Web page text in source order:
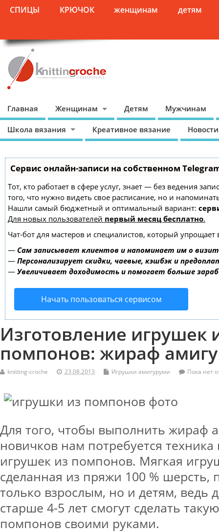
СПИЦЫ КРЮЧОК женщинам детям
Главная Женщинам Детям Мужчинам
Школа вязания Креативное вязание
Сервис онлайн-записи на собственном
Тот, кто работает в сфере услуг, знает — без ведения
того, что нужно видеть свое расписание, но и
Нашли самый бюджетный и оптимальный вариант:
Для новых пользователей первый месяц бесплатно.
Чат-бот для мастеров и специалистов, который упрощает
— Сам записывает клиентов и напоминает им о
— Персонализирует скидки, чаевые, кэшбэк и
— Увеличивает доходимость и помогает больше
Начать пользоваться сервисом
Изготовление игрушек
помпонов: жираф
knitting-croche 23.08.2013 Игрушки амигуруми Пока нет
Для того, чтобы выполнить жираф
новичков нам потребуется техника
игрушек из помпонов. Мягкая
сделанная из пряжи 100 % шерсть,
только взрослым, но и детям, ведь
старше 4-5 лет смогут сделать
помпонов своими руками.